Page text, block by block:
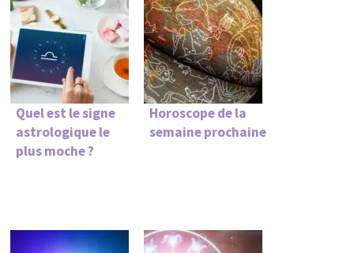
Quel est le signe
astrologique le
plus moche ?
Horoscope de la
semaine prochaine